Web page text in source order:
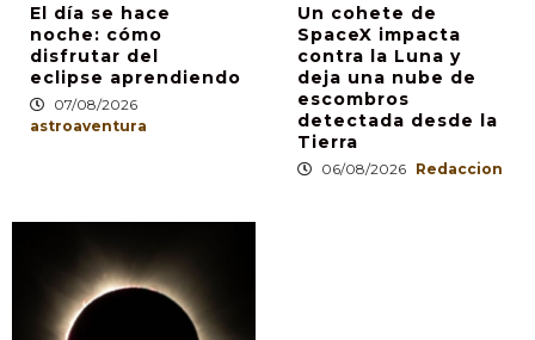
El día se hace
noche: cómo
disfrutar del
eclipse aprendiendo
07/08/2026
astroaventura
Un cohete de
SpaceX impacta
contra la Luna y
deja una nube de
escombros
detectada desde la
Tierra
06/08/2026 Redaccion